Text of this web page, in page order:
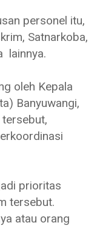
personel itu,
Satnarkoba,
lainnya.
oleh Kepala
Banyuwangi,
prioritas
tersebut.
atau orang